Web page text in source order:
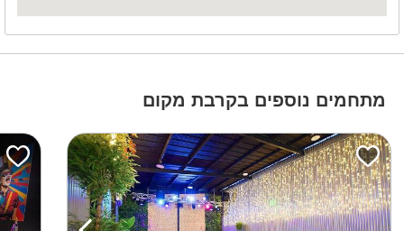
מתחמים נוספים בקרבת מקום